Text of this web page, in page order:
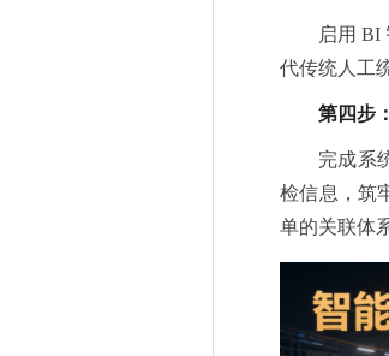
启用 BI
代传统人工
第四步
完成系
检信息，筑
单的关联体